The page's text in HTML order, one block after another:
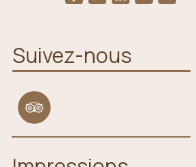
Suivez-nous